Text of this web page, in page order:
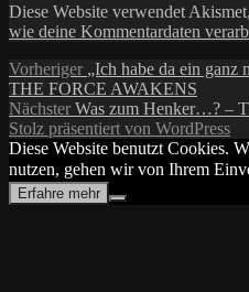
Diese Website verwendet
wie deine Kommentardaten
Beitragsnavigation
Vorheriger
Vorheriger
Beitrag:
„Ich habe da ein ganz
THE FORCE AWAKENS
Nächster Nächster
Beitrag:
Was zum Henker…? –
Stolz präsentiert von WordPress
Diese Website benutzt Cookies.
nutzen, gehen wir von Ihrem
Erfahre mehr